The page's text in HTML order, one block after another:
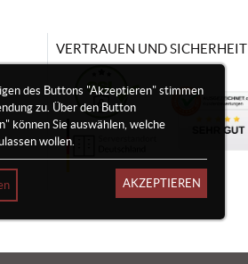
des Buttons "Akzeptieren" stimmen
zu. Über den Button
können Sie auswählen, welche
wollen.
AKZEPTIEREN
VERTRAUEN UND SICHERHEIT